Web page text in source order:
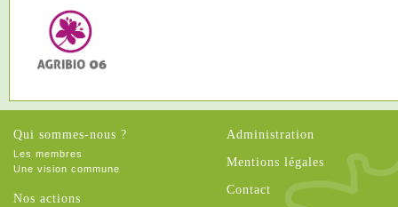
Qui sommes-nous ?
Les membres
Une vision commune
Nos actions
Administration
Mentions légales
Contact